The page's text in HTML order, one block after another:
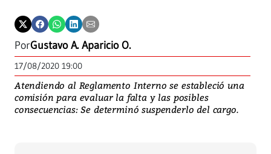
PorGustavo A. Aparicio O.
17/08/2020 19:00
Atendiendo al Reglamento Interno se estableció una
comisión para evaluar la falta y las posibles
consecuencias: Se determinó suspenderlo del cargo.